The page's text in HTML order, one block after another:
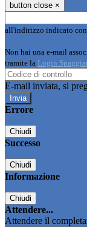
button close ×
all'indirizzo indicato
Non hai una e-mail
tramite la Login
E-mail inviata, si
Errore
Chiudi
Successo
Chiudi
Informazione
Chiudi
Attendere...
Attendere il